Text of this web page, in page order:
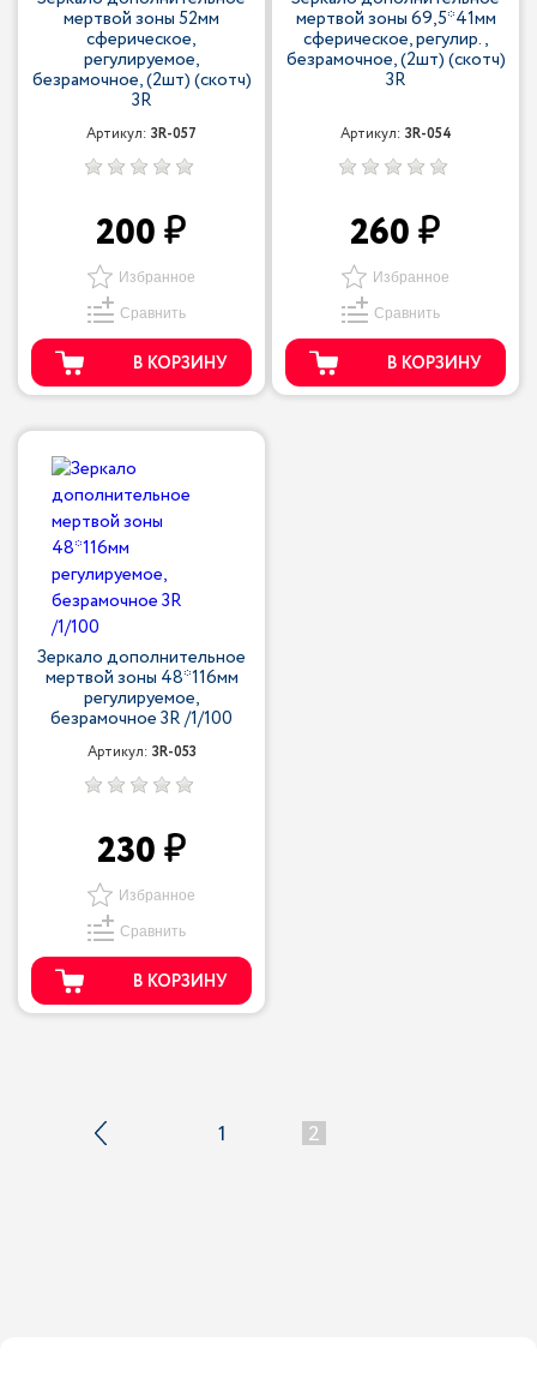
мертвой зоны 52мм
сферическое,
регулируемое,
безрамочное, (2шт) (скотч)
3R
Артикул: 3R-057
200
Избранное
Сравнить
В КОРЗИНУ
мертвой зоны 69,5*41мм
сферическое, регулир.,
безрамочное, (2шт) (скотч)
3R
Артикул: 3R-054
260
Избранное
Сравнить
В КОРЗИНУ
Зеркало дополнительное
мертвой зоны 48*116мм
регулируемое,
безрамочное 3R /1/100
Артикул: 3R-053
230
Избранное
Сравнить
В КОРЗИНУ
1 2